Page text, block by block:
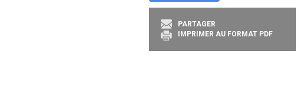
PARTAGER
IMPRIMER AU FORMAT PDF